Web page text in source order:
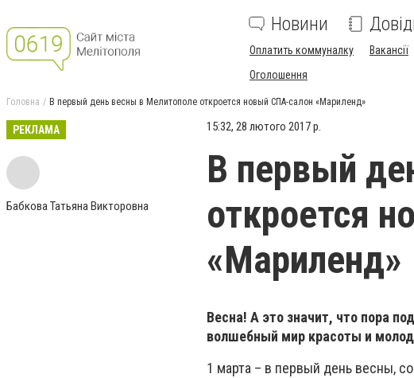
Новини
Оплатить коммуналку Вакансії
Оголошення
Головна В первый день весны в Мелитополе откроется новый СПА-салон «Мариленд»
РЕКЛАМА
Бабкова Татьяна Викторовна
15:32, 28 лютого 2017 р.
В первый
откроется
«Мариленд»
Весна! А это значит, что пора
волшебный мир красоты и
1 марта – в первый день весны,